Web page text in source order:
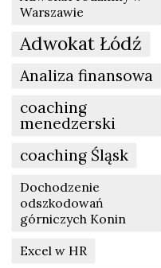
Warszawie
Adwokat Łódź
Analiza finansowa
coaching
menedzerski
coaching Śląsk
Dochodzenie
odszkodowań
górniczych Konin
Excel w HR